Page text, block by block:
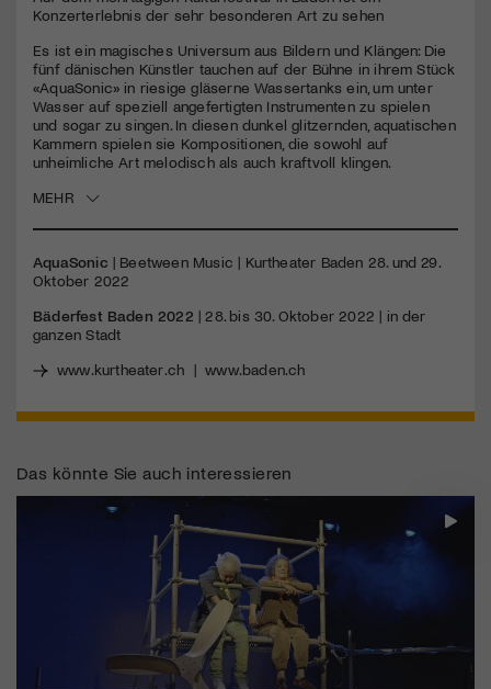
Konzerterlebnis der sehr besonderen Art zu sehen
Es ist ein magisches Universum aus Bildern und Klängen: Die
fünf dänischen Künstler tauchen auf der Bühne in ihrem Stück
«AquaSonic» in riesige gläserne Wassertanks ein, um unter
Wasser auf speziell angefertigten Instrumenten zu spielen
und sogar zu singen. In diesen dunkel glitzernden, aquatischen
Kammern spielen sie Kompositionen, die sowohl auf
unheimliche Art melodisch als auch kraftvoll klingen.
MEHR
AquaSonic | Beetween Music | Kurtheater Baden 28. und 29.
Oktober 2022
Bäderfest Baden 2022 | 28. bis 30. Oktober 2022 | in der
ganzen Stadt
www.kurtheater.ch |www.baden.ch
Das könnte Sie auch interessieren
Jetzt Mitglied werden